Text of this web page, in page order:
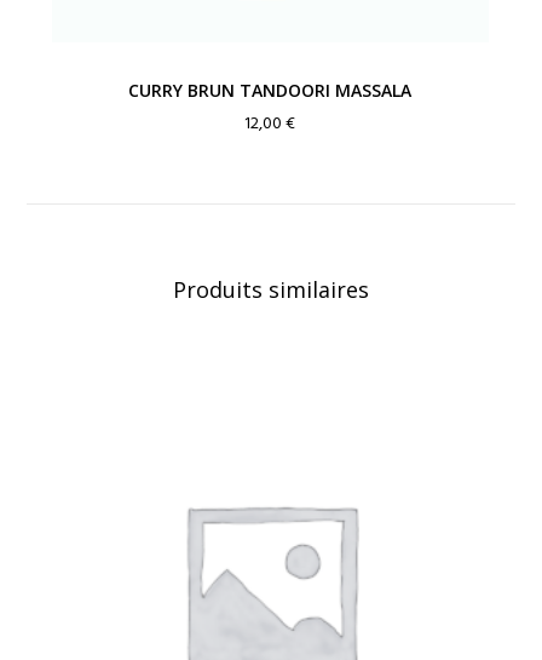
CURRY BRUN TANDOORI MASSALA
12,00€
Produits similaires